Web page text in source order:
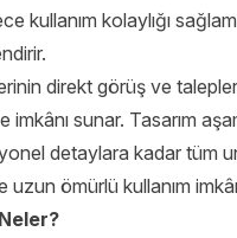
kullanım kolaylığı
direkt görüş ve
sunar. Tasarım
detaylara kadar tüm
ömürlü kullanım